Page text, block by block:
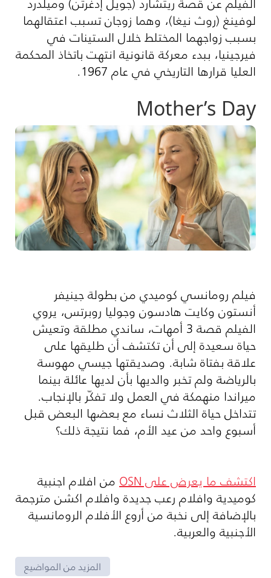
لوفينغ (روث نيغا)، وهما زوجان تسبب اعتقالهما
بسبب زواجهما المختلط خلال الستينات في
فيرجينيا، ببدء معركة قانونية انتهت باتخاذ المحكمة
العليا قرارها التاريخي في عام 1967.
Mother’s Day
فيلم رومانسي كوميدي من بطولة جينيفر
أنستون وكايت هادسون وجوليا روبرتس، يروي
الفيلم قصة 3 أمهات، ساندي مطلقة وتعيش
حياة سعيدة إلى أن تكتشف أن طليقها على
علاقة بفتاة شابة. وصديقتها جيسي مهوسة
بالرياضة ولم تخبر والديها بأن لديها عائلة بينما
ميراندا منهمكة في العمل ولا تفكّر بالإنجاب.
تتداخل حياة الثلاث نساء مع بعضها البعض قبل
أسبوع واحد من عيد الأم، فما نتيجة ذلك؟
اكتشف ما يعرض على OSN من افلام اجنبية
كوميدية وافلام رعب جديدة وافلام اكشن مترجمة
بالإضافة إلى نخبة من أروع الأفلام الرومانسية
الأجنبية والعربية.
المزيد من المواضيع